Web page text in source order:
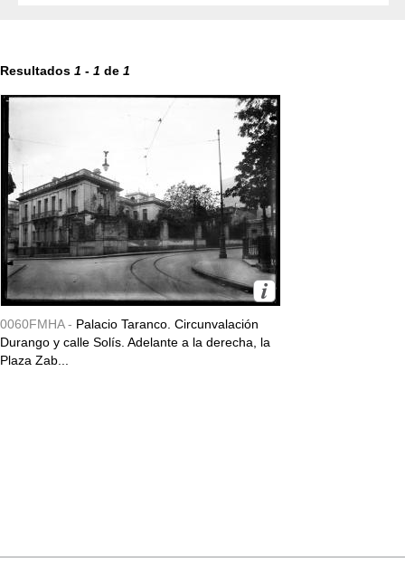
Resultados 1 - 1 de 1
0060FMHA - Palacio Taranco. Circunvalación
Durango y calle Solís. Adelante a la derecha, la
Plaza Zab...